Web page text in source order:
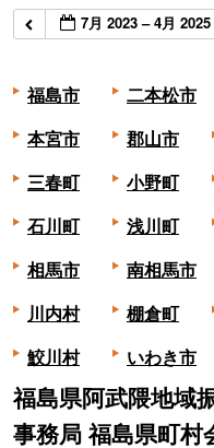
7月 2023 – 4月 2025
福島市 二本松市
本宮市 郡山市
三春町 小野町
石川町 浅川町
相馬市 南相馬市
川内村 棚倉町
鮫川村 いわき市
福島県阿武隈地域
事務局 福島県町村